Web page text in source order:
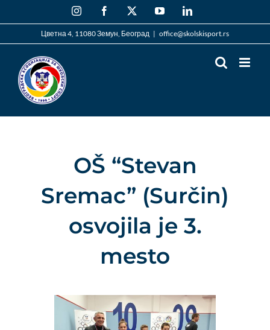
InstagramFacebook YouTubeLinkedIn
Цветна 4, 11080 Земун, Београд | office@skolskisport.rs
OŠ “Stevan
Sremac” (Surčin)
osvojila je 3.
mesto